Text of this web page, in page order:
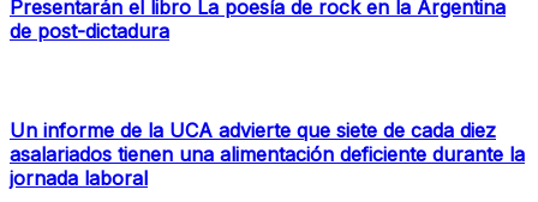
Presentarán el libro La poesía de rock en la Argentina
de post-dictadura
Un informe de la UCA advierte que siete de cada diez
asalariados tienen una alimentación deficiente durante la
jornada laboral